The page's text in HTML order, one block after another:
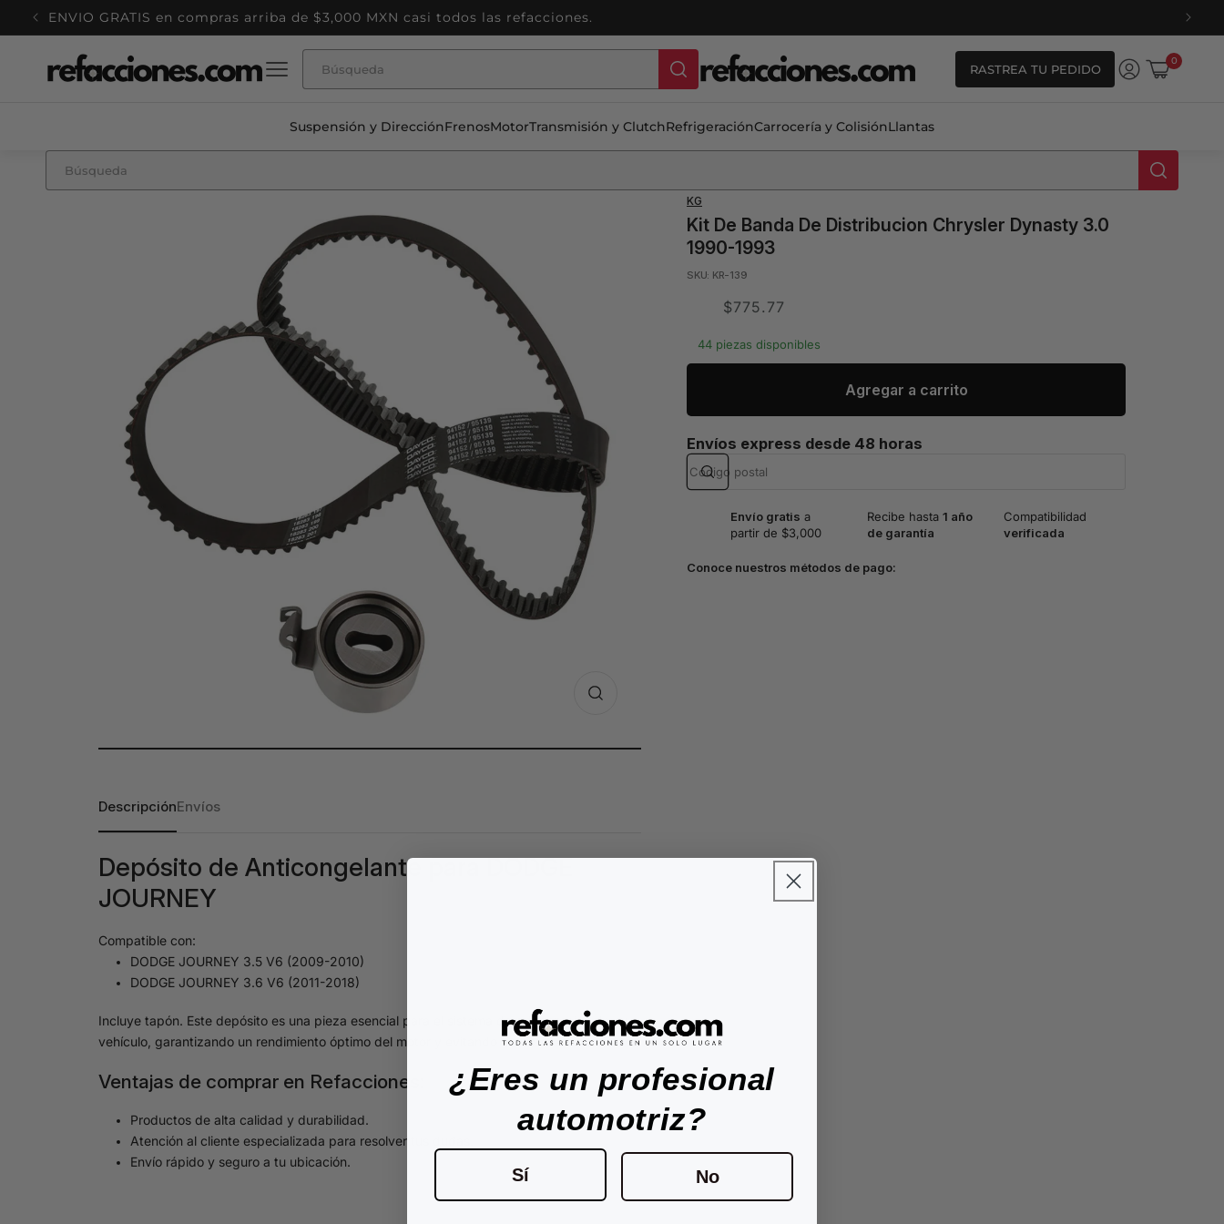
directamente
al contenido
ENVIO GRATIS en compras arriba de $3,000 MXN casi todos las refacciones.
RASTREA TU PEDIDO
IniciarCarrito
0
0
artículos
Suspensión y DirecciónFrenosMotorTransmisión y ClutchRefrigeraciónCarrocería y ColisiónLlantas
DescripciónEnvíos
Depósito de Anticongelante para DODGE
JOURNEY
Compatible con:
DODGE JOURNEY 3.5 V6 (2009-2010)
DODGE JOURNEY 3.6 V6 (2011-2018)
Incluye tapón. Este depósito es una pieza esencial para el sistema de refrigeración de su
vehículo, garantizando un rendimiento óptimo del motor y evitando el sobrecalentamiento.
Ventajas de comprar en Refacciones:
Productos de alta calidad y durabilidad.
Atención al cliente especializada para resolver tus dudas.
Envío rápido y seguro a tu ubicación.
KG
Kit De Banda De Distribucion Chrysler Dynasty 3.0
1990-1993
SKU: KR-139
Translation
es.product.price.sale_price
$775.77
44 piezas disponibles
Agregar a carrito
Envíos express desde 48 horas
Envío gratis a
partir de $3,000
Recibe hasta 1 año
de garantía
Compatibilidad
verificada
Conoce nuestros métodos de pago:
¿Eres un profesional
automotriz?
Sí No